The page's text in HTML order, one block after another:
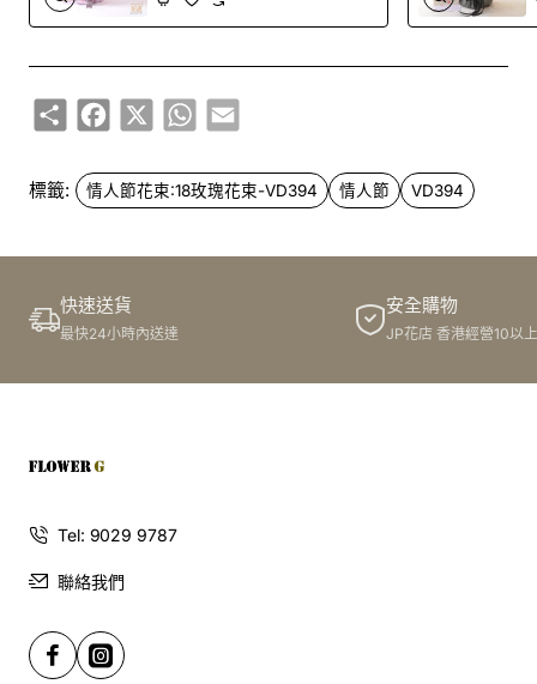
ShareFacebook
X WhatsApp
Email
標籤: 情人節花束:18玫瑰花束-VD394 情人節 VD394
快速送貨
最快24小時內送達
安全購物
JP花店 香港經營10以
Tel: 9029 9787
聯絡我們